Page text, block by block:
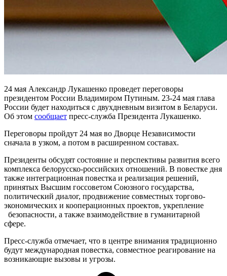
24 мая Александр Лукашенко проведет переговоры
президентом России Владимиром Путиным. 23-24 мая глава
России будет находиться с двухдневным визитом в Беларуси.
Об этом сообщает пресс-служба Президента Лукашенко.
Переговоры пройдут 24 мая во Дворце Независимости
сначала в узком, а потом в расширенном составах.
Президенты обсудят состояние и перспективы развития всего
комплекса белорусско-российских отношений. В повестке дня
также интеграционная повестка и реализация решений,
принятых Высшим госсоветом Союзного государства,
политический диалог, продвижение совместных торгово-
экономических и кооперационных проектов, укрепление
безопасности, а также взаимодействие в гуманитарной
сфере.
Пресс-служба отмечает, что в центре внимания традиционно
будут международная повестка, совместное реагирование на
возникающие вызовы и угрозы.